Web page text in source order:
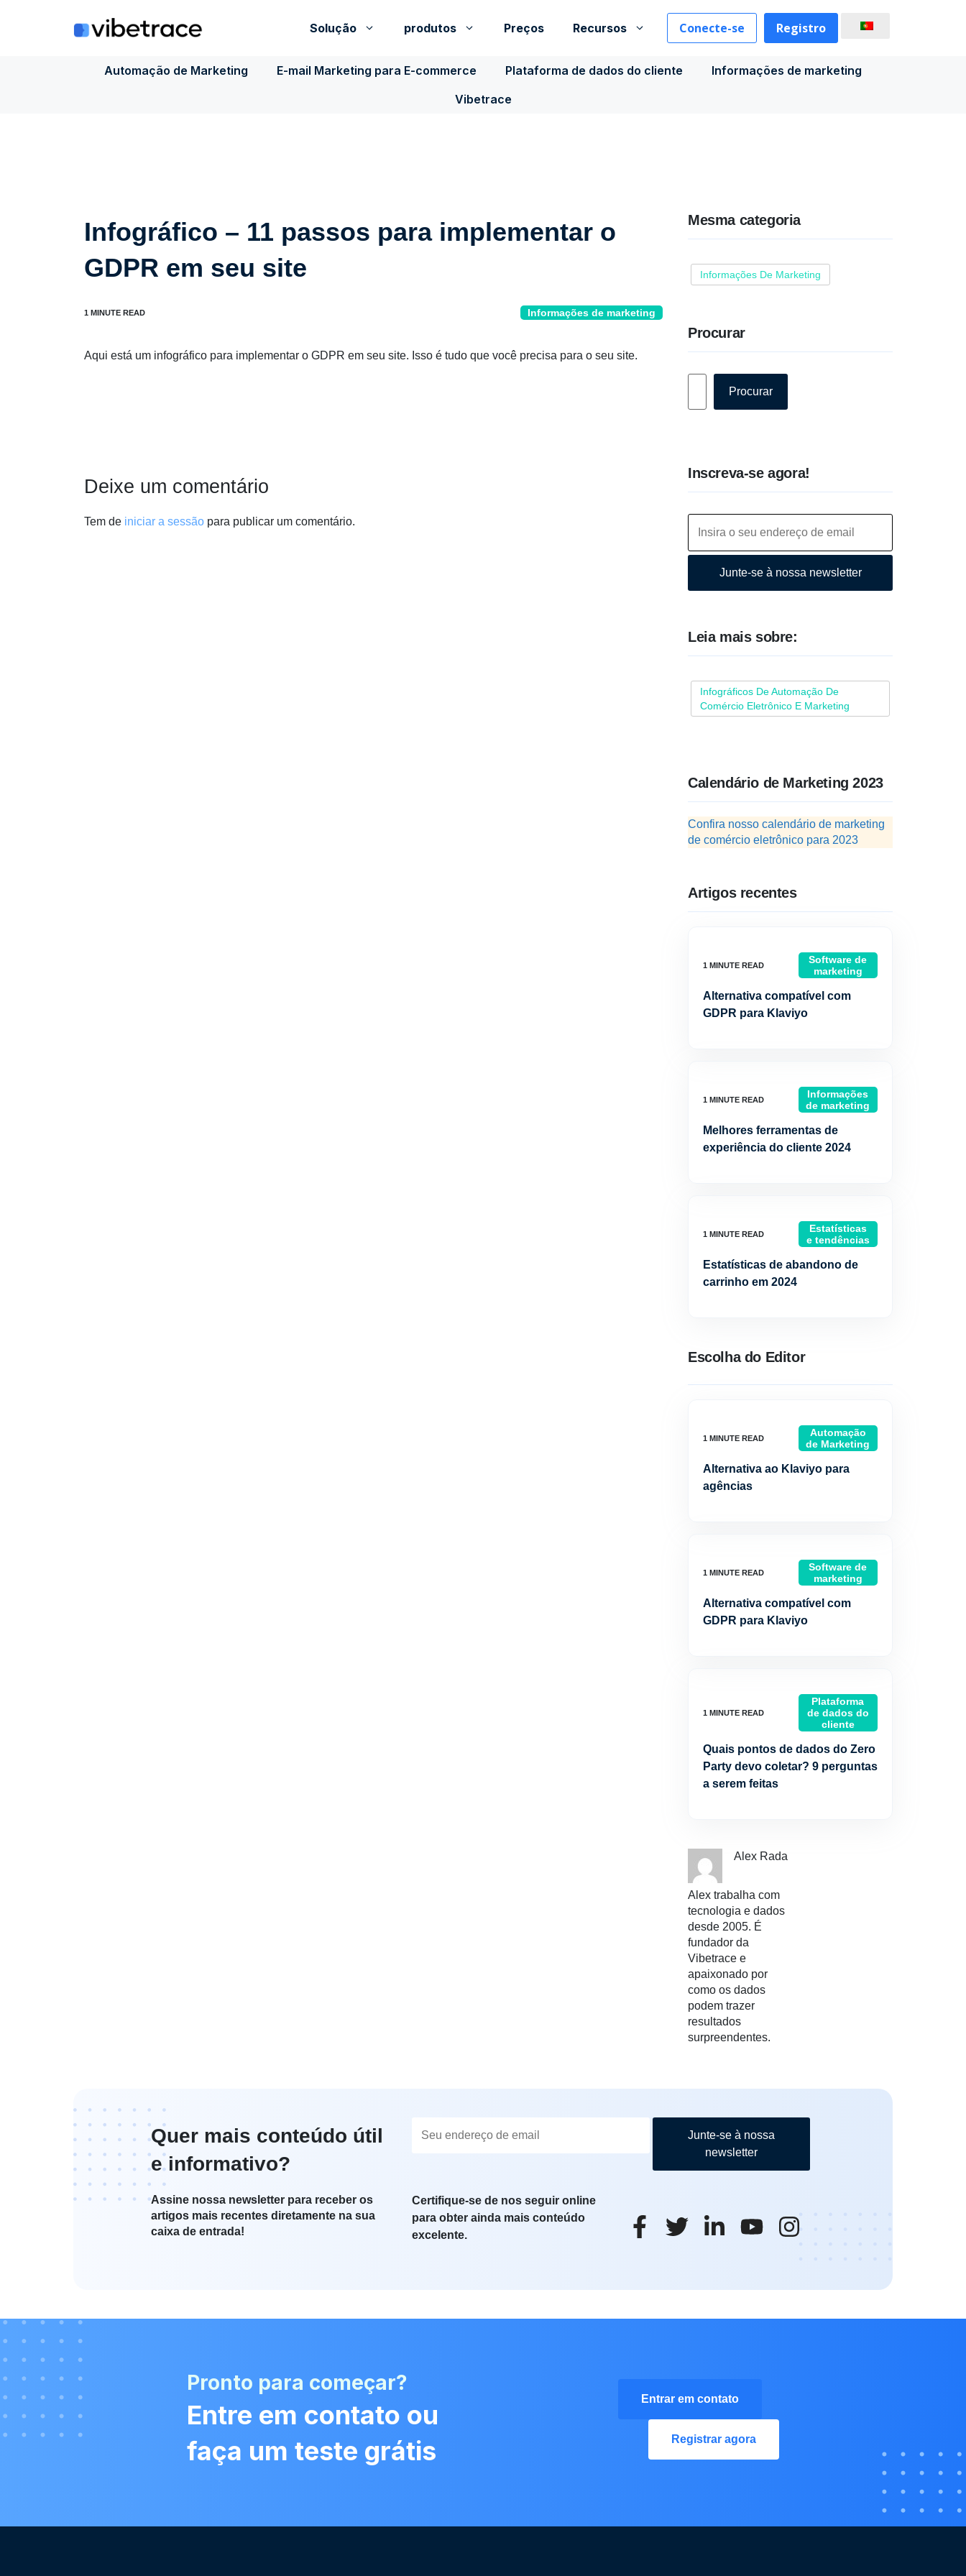
Solução produtos Preços Recursos Conecte-se Registro
Automação de Marketing E-mail Marketing para E-commerce Plataforma de dados do cliente
Informações de marketing
Vibetrace
Infográfico – 11 passos para implementar o
GDPR em seu site
Informações de marketing
Aqui está um infográfico para implementar o GDPR em seu site. Isso é tudo que você precisa para o seu site.
Deixe um comentário
Tem de iniciar a sessão para publicar um comentário.
Mesma categoria
Informações De Marketing
Procurar
Procurar
Inscreva-se agora!
Junte-se à nossa newsletter
Leia mais sobre:
Infográficos De Automação De
Comércio Eletrônico E Marketing
Calendário de Marketing 2023
Confira nosso calendário de marketing
de comércio eletrônico para 2023
Artigos recentes
Software de
marketing
Alternativa compatível com
GDPR para Klaviyo
Informações
de marketing
Melhores ferramentas de
experiência do cliente 2024
Estatísticas
e tendências
Estatísticas de abandono de
carrinho em 2024
Escolha do Editor
Automação
de Marketing
Alternativa ao Klaviyo para
agências
Software de
marketing
Alternativa compatível com
GDPR para Klaviyo
Plataforma
de dados do
cliente
Quais pontos de dados do Zero
Party devo coletar? 9 perguntas
a serem feitas
Alex Rada
Alex trabalha com
tecnologia e dados
desde 2005. É
fundador da
Vibetrace e
apaixonado por
como os dados
podem trazer
resultados
surpreendentes.
Quer mais conteúdo útil
e informativo?
Assine nossa newsletter para receber os
artigos mais recentes diretamente na sua
caixa de entrada!
Junte-se à nossa
newsletter
Certifique-se de nos seguir online
para obter ainda mais conteúdo
excelente.
Pronto para começar?
Entre em contato ou
faça um teste grátis
Entrar em contato
Registrar agora